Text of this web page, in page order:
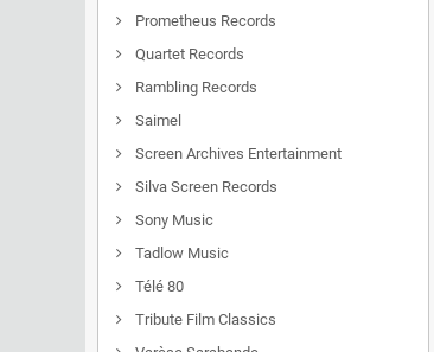
Prometheus Records
Quartet Records
Rambling Records
Saimel
Screen Archives Entertainment
Silva Screen Records
Sony Music
Tadlow Music
Télé 80
Tribute Film Classics